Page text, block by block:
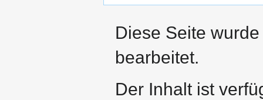
Diese Seite
bearbeitet.
Der Inhalt ist